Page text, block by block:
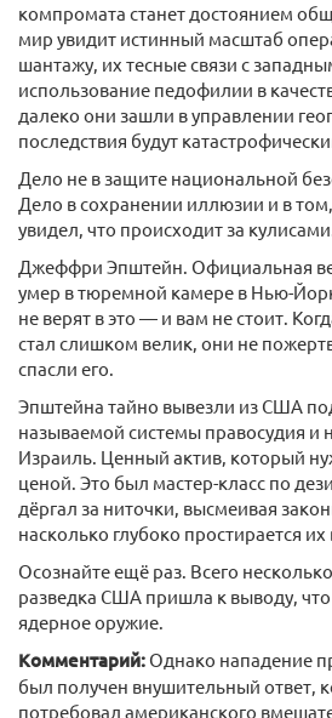
компромата станет достоянием
мир увидит истинный масштаб
шантажу, их тесные связи с
использование педофилии в
далеко они зашли в управлении
последствия будут
Дело не в защите национальной
Дело в сохранении иллюзии и в
увидел, что происходит за
Джеффри Эпштейн. Официальная
умер в тюремной камере в Нью-
не верят в это — и вам не стоит.
стал слишком велик, они не
спасли его.
Эпштейна тайно вывезли из США
называемой системы правосудия и
Израиль. Ценный актив, который
ценой. Это был мастер-класс по
дёргал за ниточки, высмеивая
насколько глубоко простирается
Осознайте ещё раз. Всего
разведка США пришла к выводу,
ядерное оружие.
Комментарий: Однако нападение
был получен внушительный ответ,
потребовал американского